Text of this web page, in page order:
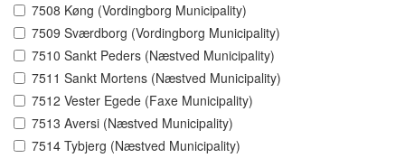
7508 Køng (Vordingborg Municipality)
7509 Sværdborg (Vordingborg Municipality)
7510 Sankt Peders (Næstved Municipality)
7511 Sankt Mortens (Næstved Municipality)
7512 Vester Egede (Faxe Municipality)
7513 Aversi (Næstved Municipality)
7514 Tybjerg (Næstved Municipality)